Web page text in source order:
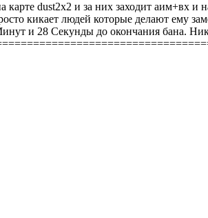
dust2x2 и за них заходит аим+вх и
кикает людей которые делают ему
и 28 Секунды до окончания бана.